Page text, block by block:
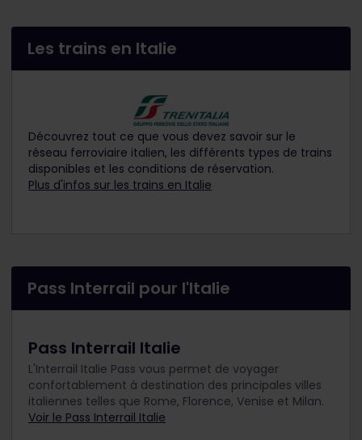
Les trains en Italie
Découvrez tout ce que vous devez savoir sur le
réseau ferroviaire italien, les différents types de trains
disponibles et les conditions de réservation.
Plus d'infos sur les trains en Italie
Pass Interrail pour l'Italie
Pass Interrail Italie
L'Interrail Italie Pass vous permet de voyager
confortablement à destination des principales villes
italiennes telles que Rome, Florence, Venise et Milan.
Voir le Pass Interrail Italie